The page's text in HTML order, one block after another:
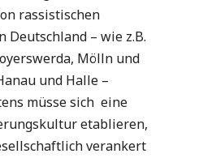
rassistischen
Deutschland – wie z.B.
Mölln und
und Halle –
müsse sich eine
etablieren,
verankert